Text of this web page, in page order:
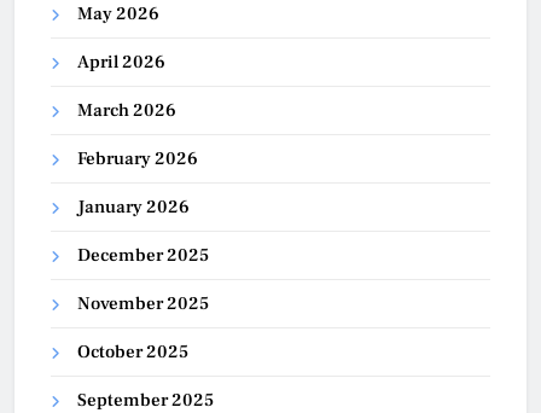
May 2026
April 2026
March 2026
February 2026
January 2026
December 2025
November 2025
October 2025
September 2025